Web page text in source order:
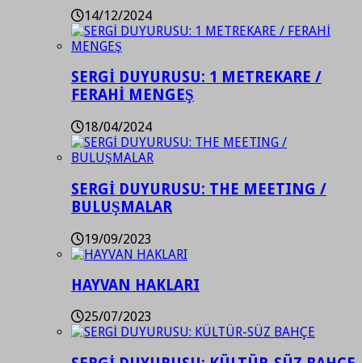
14/12/2024
SERGİ DUYURUSU: 1 METREKARE /
FERAHİ MENGEŞ
18/04/2024
SERGİ DUYURUSU: THE MEETING /
BULUŞMALAR
19/09/2023
HAYVAN HAKLARI
25/07/2023